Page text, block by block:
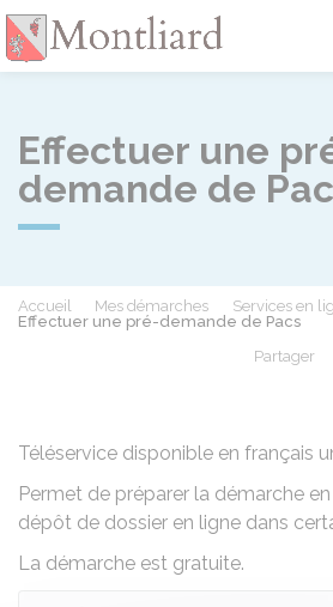
Effectuer une
demande de
Accueil Mes démarches
Services en
Effectuer une pré-demande de Pacs
Partager
Téléservice disponible en français
Permet de préparer la démarche
dépôt de dossier en ligne dans
La démarche est gratuite.